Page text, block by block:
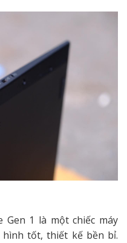
Gen 1 là một chiếc máy
tốt, thiết kế bền bỉ.